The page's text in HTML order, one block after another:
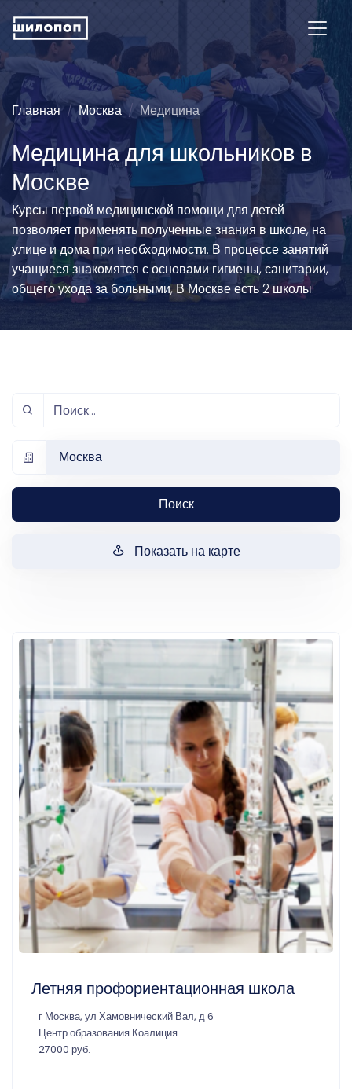
Главная Москва Медицина
Медицина для школьников в
Москве
Курсы первой медицинской помощи для детей
позволяет применять полученные знания в школе, на
улице и дома при необходимости. В процессе занятий
учащиеся знакомятся с основами гигиены, санитарии,
общего ухода за больными, В Москве есть 2 школы.
Москва
Поиск
Показать на карте
Летняя профориентационная школа
г Москва, ул Хамовнический Вал, д 6
Центр образования Коалиция
27000 руб.